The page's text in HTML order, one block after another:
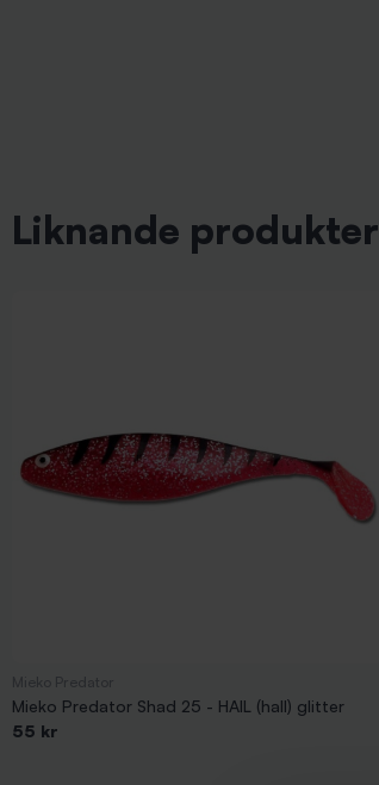
Liknande produkter
Mieko Predator Shad 25 - HAIL (hall) glitter
55 kr